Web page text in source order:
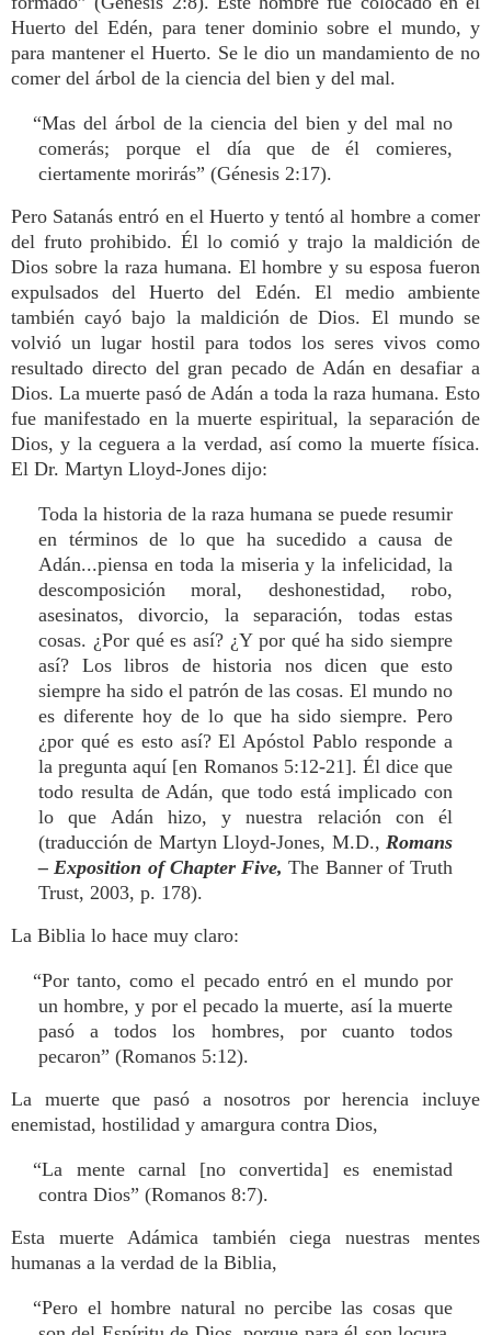
Huerto del Edén, para tener dominio sobre el mundo, y
para mantener el Huerto. Se le dio un mandamiento de no
comer del árbol de la ciencia del bien y del mal.
“Mas del árbol de la ciencia del bien y del mal no
comerás; porque el día que de él comieres,
ciertamente morirás” (Génesis 2:17).
Pero Satanás entró en el Huerto y tentó al hombre a comer
del fruto prohibido. Él lo comió y trajo la maldición de
Dios sobre la raza humana. El hombre y su esposa fueron
expulsados del Huerto del Edén. El medio ambiente
también cayó bajo la maldición de Dios. El mundo se
volvió un lugar hostil para todos los seres vivos como
resultado directo del gran pecado de Adán en desafiar a
Dios. La muerte pasó de Adán a toda la raza humana. Esto
fue manifestado en la muerte espiritual, la separación de
Dios, y la ceguera a la verdad, así como la muerte física.
El Dr. Martyn Lloyd-Jones dijo:
Toda la historia de la raza humana se puede resumir
en términos de lo que ha sucedido a causa de
Adán...piensa en toda la miseria y la infelicidad, la
descomposición moral, deshonestidad, robo,
asesinatos, divorcio, la separación, todas estas
cosas. ¿Por qué es así? ¿Y por qué ha sido siempre
así? Los libros de historia nos dicen que esto
siempre ha sido el patrón de las cosas. El mundo no
es diferente hoy de lo que ha sido siempre. Pero
¿por qué es esto así? El Apóstol Pablo responde a
la pregunta aquí [en Romanos 5:12-21]. Él dice que
todo resulta de Adán, que todo está implicado con
lo que Adán hizo, y nuestra relación con él
(traducción de Martyn Lloyd-Jones, M.D., Romans
– Exposition of Chapter Five, The Banner of Truth
Trust, 2003, p. 178).
La Biblia lo hace muy claro:
“Por tanto, como el pecado entró en el mundo por
un hombre, y por el pecado la muerte, así la muerte
pasó a todos los hombres, por cuanto todos
pecaron” (Romanos 5:12).
La muerte que pasó a nosotros por herencia incluye
enemistad, hostilidad y amargura contra Dios,
“La mente carnal [no convertida] es enemistad
contra Dios” (Romanos 8:7).
Esta muerte Adámica también ciega nuestras mentes
humanas a la verdad de la Biblia,
“Pero el hombre natural no percibe las cosas que